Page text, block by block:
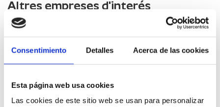
Consentimiento Detalles Acerca de las cookies
Esta página web usa cookies
Las cookies de este sitio web se usan para personalizar
Altres empreses d'interés
PEÑÍSCOLA